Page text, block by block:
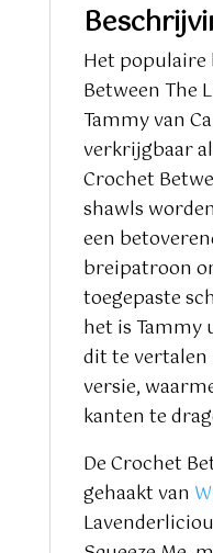
Het populaire
Between The
Tammy van
verkrijgbaar
Crochet
shawls
een
breipatroon
toegepaste
het is Tammy
dit te vertalen
versie,
kanten te
De Crochet
gehaakt van